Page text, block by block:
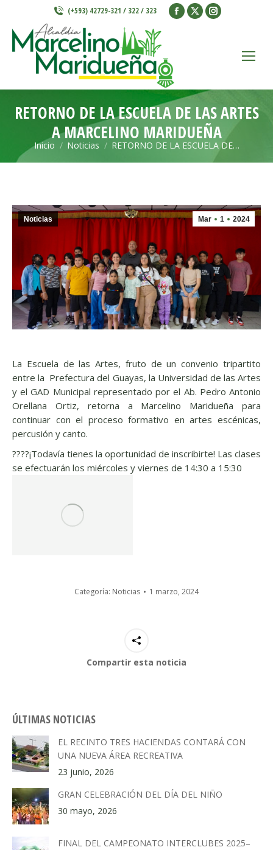
(+593) 42729-321 / 322 / 323
Facebook
window
X
window
Instagram
window
RETORNO DE LA ESCUELA DE LAS ARTES
A MARCELINO MARIDUEÑA
Estás aquí:
Inicio Noticias RETORNO DE LA ESCUELA DE…
Mar 1 2024
Noticias
La Escuela de las Artes, fruto de un convenio tripartito
entre la Prefectura del Guayas, la Universidad de las Artes
y el GAD Municipal representado por el Ab. Pedro Antonio
Orellana Ortiz, retorna a Marcelino Maridueña para
continuar con el proceso formativo en artes escénicas,
percusión y canto.
????¡Todavía tienes la oportunidad de inscribirte! Las clases
se efectuarán los miércoles y viernes de 14:30 a 15:30
Categoría: Noticias 1 marzo, 2024
Compartir esta noticia
ÚLTIMAS NOTICIAS
EL RECINTO TRES HACIENDAS CONTARÁ CON
UNA NUEVA ÁREA RECREATIVA
23 junio, 2026
GRAN CELEBRACIÓN DEL DÍA DEL NIÑO
30 mayo, 2026
FINAL DEL CAMPEONATO INTERCLUBES 2025–